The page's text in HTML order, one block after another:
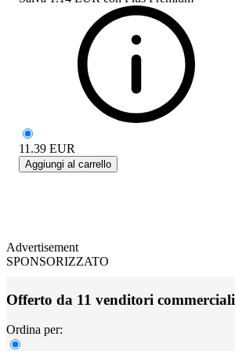
11.39 EUR
Aggiungi al carrello
Advertisement
SPONSORIZZATO
Offerto da 11 venditori commerciali
Ordina per: